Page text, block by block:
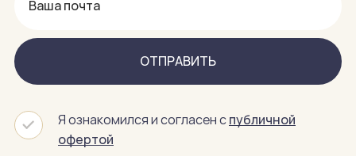
ОТПРАВИТЬ
Я ознакомился и согласен спубличной
офертой